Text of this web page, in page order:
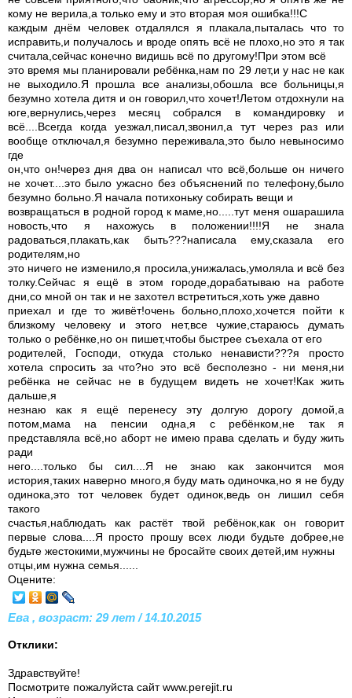
кому не верила,а только ему и это вторая моя ошибка!!!С
каждым днём человек отдалялся я плакала,пыталась что то
исправить,и получалось и вроде опять всё не плохо,но это я так
считала,сейчас конечно видишь всё по другому!При этом всё
это время мы планировали ребёнка,нам по 29 лет,и у нас не как
не выходило.Я прошла все анализы,обошла все больницы,я
безумно хотела дитя и он говорил,что хочет!Летом отдохнули на
юге,вернулись,через месяц собрался в командировку и
всё....Всегда когда уезжал,писал,звонил,а тут через раз или
вообще отключал,я безумно переживала,это было невыносимо
где
он,что он!через дня два он написал что всё,больше он ничего
не хочет....это было ужасно без объяснений по телефону,было
безумно больно.Я начала потихоньку собирать вещи и
возвращаться в родной город к маме,но.....тут меня ошарашила
новость,что я нахожусь в положении!!!!Я не знала
радоваться,плакать,как быть???написала ему,сказала его
родителям,но
это ничего не изменило,я просила,унижалась,умоляла и всё без
толку.Сейчас я ещё в этом городе,дорабатываю на работе
дни,со мной он так и не захотел встретиться,хоть уже давно
приехал и где то живёт!очень больно,плохо,хочется пойти к
близкому человеку и этого нет,все чужие,стараюсь думать
только о ребёнке,но он пишет,чтобы быстрее съехала от его
родителей, Господи, откуда столько ненависти???я просто
хотела спросить за что?но это всё бесполезно - ни меня,ни
ребёнка не сейчас не в будущем видеть не хочет!Как жить
дальше,я
незнаю как я ещё перенесу эту долгую дорогу домой,а
потом,мама на пенсии одна,я с ребёнком,не так я
представляла всё,но аборт не имею права сделать и буду жить
ради
него....только бы сил....Я не знаю как закончится моя
история,таких наверно много,я буду мать одиночка,но я не буду
одинока,это тот человек будет одинок,ведь он лишил себя
такого
счастья,наблюдать как растёт твой ребёнок,как он говорит
первые слова....Я просто прошу всех люди будьте добрее,не
будьте жестокими,мужчины не бросайте своих детей,им нужны
отцы,им нужна семья......
Оцените:
Ева , возраст: 29 лет / 14.10.2015
Отклики:
Здравствуйте!
Посмотрите пожалуйста сайт www.perejit.ru